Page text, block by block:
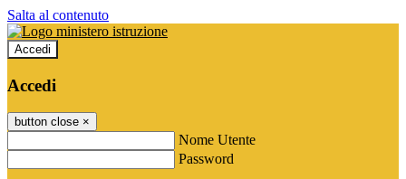
Salta al contenuto
Accedi
Accedi
button close ×
Nome Utente
Password